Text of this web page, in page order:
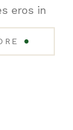
eros in
●